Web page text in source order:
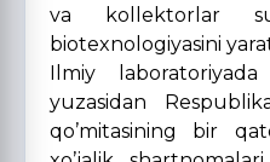
va kollektorlar
biotexnologiyasini
Ilmiy
yuzasidan
qo’mitasining bir